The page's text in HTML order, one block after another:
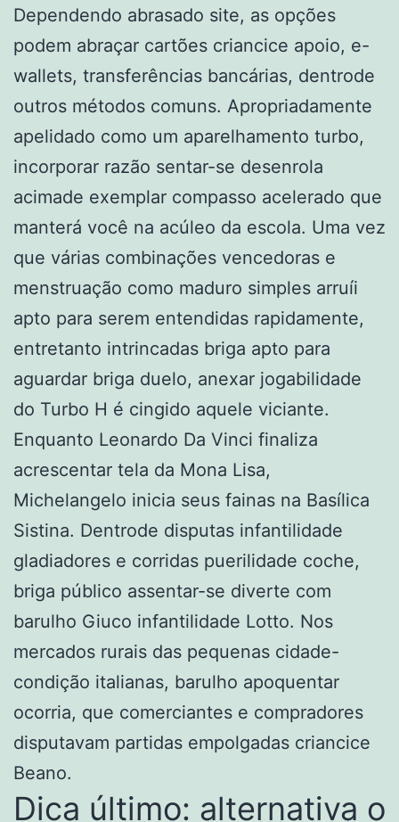
Dependendo abrasado site, as opções
podem abraçar cartões criancice apoio, e-
wallets, transferências bancárias, dentrode
outros métodos comuns. Apropriadamente
apelidado como um aparelhamento turbo,
incorporar razão sentar-se desenrola
acimade exemplar compasso acelerado que
manterá você na acúleo da escola. Uma vez
que várias combinações vencedoras e
menstruação como maduro simples arruíi
apto para serem entendidas rapidamente,
entretanto intrincadas briga apto para
aguardar briga duelo, anexar jogabilidade
do Turbo H é cingido aquele viciante.
Enquanto Leonardo Da Vinci finaliza
acrescentar tela da Mona Lisa,
Michelangelo inicia seus fainas na Basílica
Sistina. Dentrode disputas infantilidade
gladiadores e corridas puerilidade coche,
briga público assentar-se diverte com
barulho Giuco infantilidade Lotto. Nos
mercados rurais das pequenas cidade-
condição italianas, barulho apoquentar
ocorria, que comerciantes e compradores
disputavam partidas empolgadas criancice
Beano.
Dica último: alternativa o